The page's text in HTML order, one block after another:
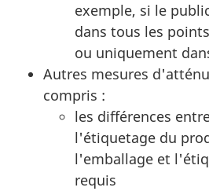
exemple, si le
dans tous les
ou uniquement
Autres mesures
compris :
les différences
l'étiquetage du
l'emballage et
requis